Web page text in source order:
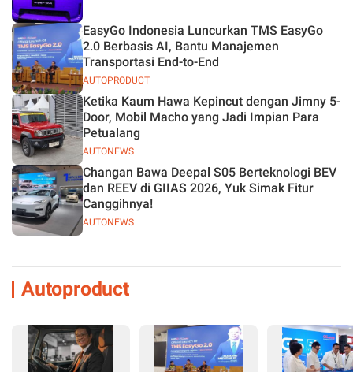
AUTOPRODUCT
EasyGo Indonesia Luncurkan TMS EasyGo
2.0 Berbasis AI, Bantu Manajemen
Transportasi End-to-End
AUTONEWS
Ketika Kaum Hawa Kepincut dengan Jimny 5-
Door, Mobil Macho yang Jadi Impian Para
Petualang
AUTONEWS
Changan Bawa Deepal S05 Berteknologi BEV
dan REEV di GIIAS 2026, Yuk Simak Fitur
Canggihnya!
Autoproduct